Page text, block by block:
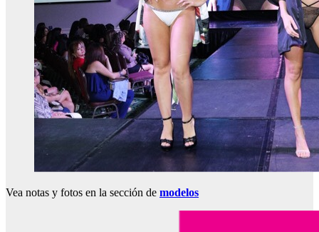
Vea notas y fotos en la sección de modelos